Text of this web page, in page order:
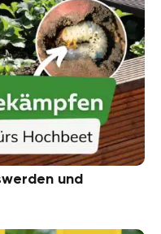
und